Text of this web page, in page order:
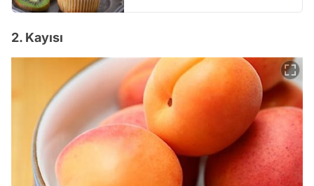
2. Kayısı